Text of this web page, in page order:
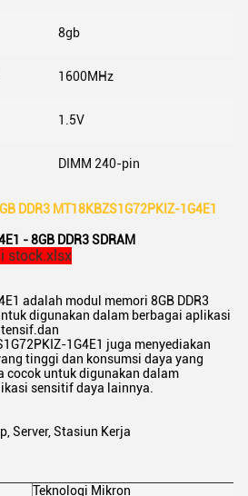
8gb
1600MHz
1.5V
DIMM 240-pin
DDR3 MT18KBZS1G72PKIZ-1G4E1
- 8GB DDR3 SDRAM
stock.xlsx
adalah modul memori 8GB DDR3
digunakan dalam berbagai aplikasi
1G4E1 juga menyediakan
tinggi dan konsumsi daya yang
cocok untuk digunakan dalam
sensitif daya lainnya.
Server, Stasiun Kerja
Teknologi Mikron